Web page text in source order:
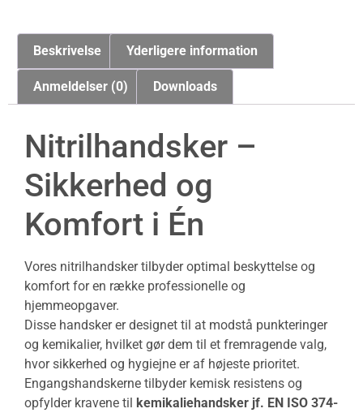
Beskrivelse Yderligere information
Anmeldelser (0) Downloads
Nitrilhandsker –
Sikkerhed og
Komfort i Én
Vores nitrilhandsker tilbyder optimal beskyttelse og
komfort for en række professionelle og
hjemmeopgaver.
Disse handsker er designet til at modstå punkteringer
og kemikalier, hvilket gør dem til et fremragende valg,
hvor sikkerhed og hygiejne er af højeste prioritet.
Engangshandskerne tilbyder kemisk resistens og
opfylder kravene til kemikaliehandsker jf. EN ISO 374-